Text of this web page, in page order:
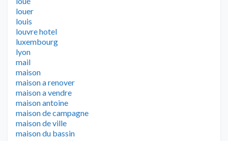
louer
louis
louvre hotel
luxembourg
lyon
mail
maison
maison a renover
maison a vendre
maison antoine
maison de campagne
maison de ville
maison du bassin